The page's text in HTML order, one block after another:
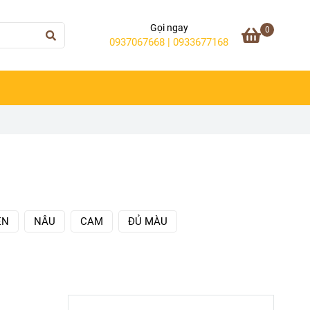
Gọi ngay
0937067668 | 0933677168
0
NÂU CAM ĐỦ MÀU